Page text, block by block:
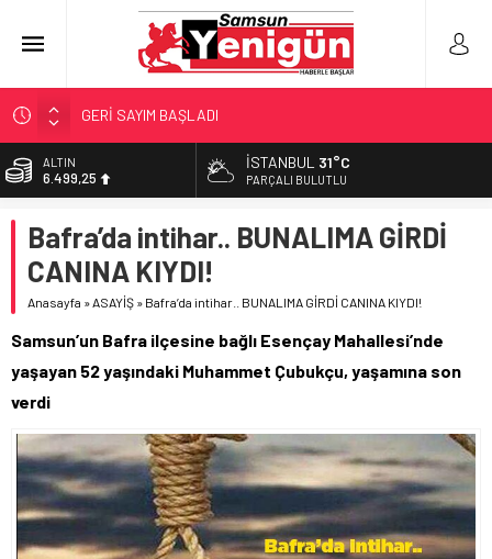
GERİ SAYIM BAŞLADI
SAMSUNSPOR’DA HEDEF 5’İNCİLİK!
‘BAFRA’YA YATIRIM YAPIN!’
YÖNETİCİ SEÇERKEN YAPILAN EN BÜYÜK HATALAR
ALTIN
6.499,25
13.798,82
DOLAR
47,5921
54,9747
İSTANBUL 31°C
PARÇALI BULUTLU
Bafra’da intihar.. BUNALIMA GİRDİ
CANINA KIYDI!
Anasayfa »ASAYİŞ » Bafra’da intihar.. BUNALIMA GİRDİ CANINA KIYDI!
Samsun’un Bafra ilçesine bağlı Esençay Mahallesi’nde
yaşayan 52 yaşındaki Muhammet Çubukçu, yaşamına son
verdi